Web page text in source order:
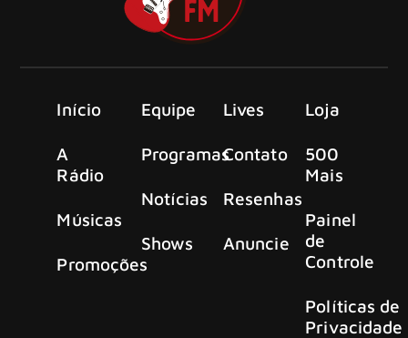
Início
A
Rádio
Músicas
Promoções
Equipe
Programas
Notícias
Shows
Lives
Contato
Resenhas
Anuncie
Loja
500
Mais
Painel
de
Controle
Políticas de
Privacidade